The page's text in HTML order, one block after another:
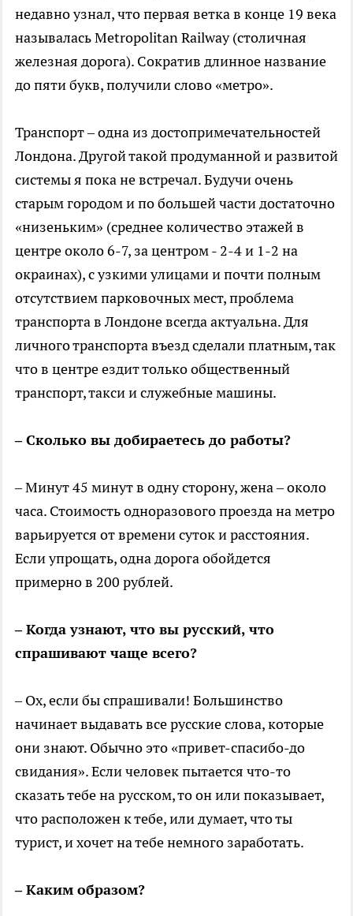
недавно узнал, что первая ветка в конце 19 века
называлась Metropolitan Railway (столичная
железная дорога). Сократив длинное название
до пяти букв, получили слово «метро».
Транспорт – одна из достопримечательностей
Лондона. Другой такой продуманной и развитой
системы я пока не встречал. Будучи очень
старым городом и по большей части достаточно
«низеньким» (среднее количество этажей в
центре около 6-7, за центром - 2-4 и 1-2 на
окраинах), с узкими улицами и почти полным
отсутствием парковочных мест, проблема
транспорта в Лондоне всегда актуальна. Для
личного транспорта въезд сделали платным, так
что в центре ездит только общественный
транспорт, такси и служебные машины.
– Сколько вы добираетесь до работы?
– Минут 45 минут в одну сторону, жена – около
часа. Стоимость одноразового проезда на метро
варьируется от времени суток и расстояния.
Если упрощать, одна дорога обойдется
примерно в 200 рублей.
– Когда узнают, что вы русский, что
спрашивают чаще всего?
– Ох, если бы спрашивали! Большинство
начинает выдавать все русские слова, которые
они знают. Обычно это «привет-спасибо-до
свидания». Если человек пытается что-то
сказать тебе на русском, то он или показывает,
что расположен к тебе, или думает, что ты
турист, и хочет на тебе немного заработать.
– Каким образом?